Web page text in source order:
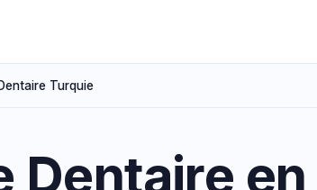
Turquie
Dentaire en